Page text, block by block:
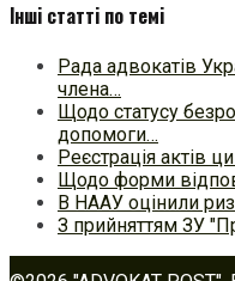
Інші статті по темі
Рада адвокатів
члена…
Щодо статусу
допомоги…
Реєстрація актів
Щодо форми
В НААУ оцінили
З прийняттям ЗУ